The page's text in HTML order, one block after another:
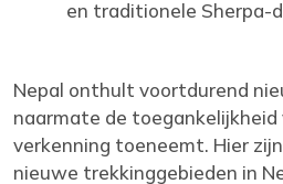
en traditionele Sherpa-
Nepal onthult voortdurend
naarmate de
verkenning toeneemt. Hier
nieuwe trekkinggebieden in